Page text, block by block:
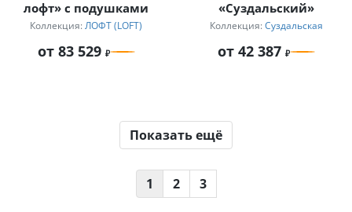
лофт» с подушками
Коллекция: ЛОФТ (LOFT)
от 83 529
«Суздальский»
Коллекция: Суздальская
от 42 387
Показать ещё
1 2 3